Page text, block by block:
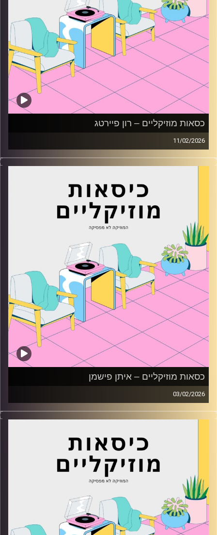
כסאות מוזיקליים – רון פיירטג
11/02/2026
כסאות מוזיקליים עם רון פיירטג
כסאות מוזיקליים – איתן פישמן
03/02/2026
כסאות מוזיקליים עם איתן פישמן